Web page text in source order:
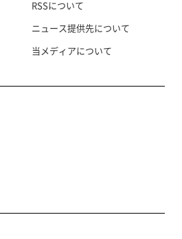
RSSについて
ニュース提供先について
当メディアについて